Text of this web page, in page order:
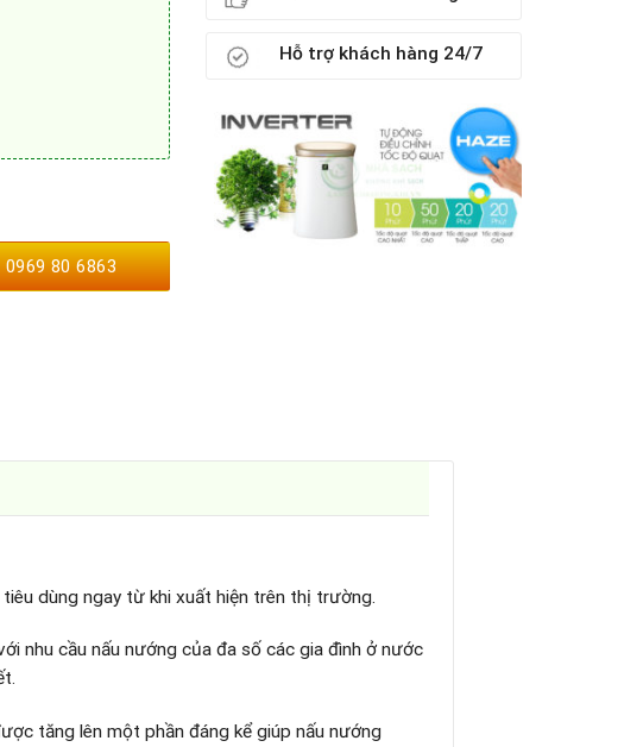
0969 80 6863
Hỗ trợ khách hàng 24/7
dùng ngay từ khi xuất hiện trên thị trường.
nhu cầu nấu nướng của đa số các gia đình ở nước
tăng lên một phần đáng kể giúp nấu nướng